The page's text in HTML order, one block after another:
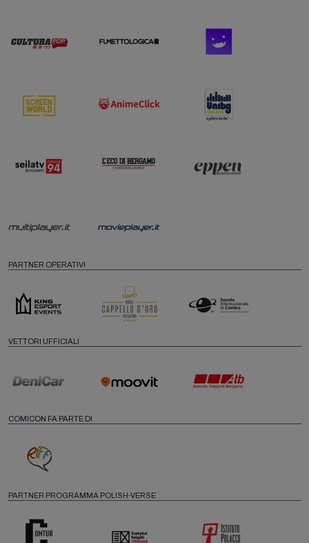
PARTNER OPERATIVI
VETTORI UFFICIALI
COMICON FA PARTE DI
PARTNER PROGRAMMA POLISH-VERSE